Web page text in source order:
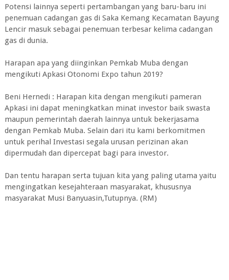
Potensi lainnya seperti pertambangan yang baru-baru ini
penemuan cadangan gas di Saka Kemang Kecamatan Bayung
Lencir masuk sebagai penemuan terbesar kelima cadangan
gas di dunia.
Harapan apa yang diinginkan Pemkab Muba dengan
mengikuti Apkasi Otonomi Expo tahun 2019?
Beni Hernedi : Harapan kita dengan mengikuti pameran
Apkasi ini dapat meningkatkan minat investor baik swasta
maupun pemerintah daerah lainnya untuk bekerjasama
dengan Pemkab Muba. Selain dari itu kami berkomitmen
untuk perihal Investasi segala urusan perizinan akan
dipermudah dan dipercepat bagi para investor.
Dan tentu harapan serta tujuan kita yang paling utama yaitu
mengingatkan kesejahteraan masyarakat, khususnya
masyarakat Musi Banyuasin,Tutupnya. (RM)